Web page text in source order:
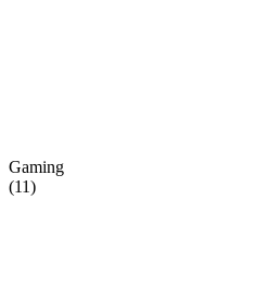
Gaming
(11)